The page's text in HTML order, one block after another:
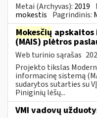
Metai (Archyvas): 2019
mokestis Pagrindinis:
Mokesčių apskaitos
(MAIS) plėtros
Web turinio sąrašas
Projekto tikslas
informacinę sistemą
sudarytos sutarties su
Piniginių lėšų...
VMI vadovų